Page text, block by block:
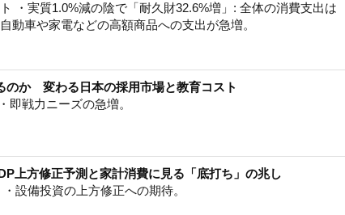
・実質1.0%減の陰で「耐久財32.6%増」: 全体の消費支出は
動車や家電などの高額商品への支出が急増。
のか 変わる日本の採用市場と教育コスト
即戦力ニーズの急増。
上方修正予測と家計消費に見る「底打ち」の兆し
設備投資の上方修正への期待。